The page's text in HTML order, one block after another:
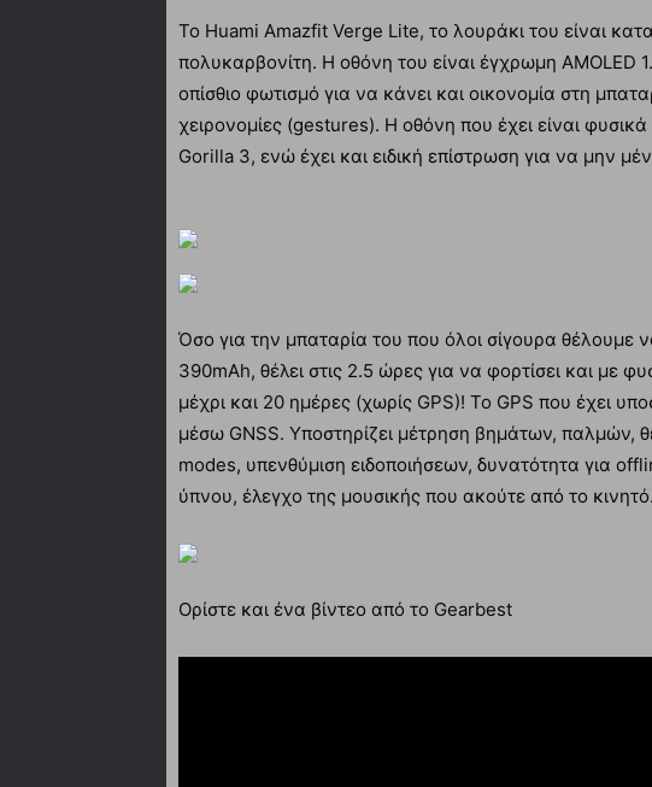
Το Huami Amazfit Verge Lite, το λουράκι του είναι
πολυκαρβονίτη. Η οθόνη του είναι έγχρωμη AMOLED
οπίσθιο φωτισμό για να κάνει και οικονομία στη
χειρονομίες (gestures). Η οθόνη που έχει είναι
Gorilla 3, ενώ έχει και ειδική επίστρωση για να μην
Όσο για την μπαταρία του που όλοι σίγουρα θέλουμε
390mAh, θέλει στις 2.5 ώρες για να φορτίσει και με
μέχρι και 20 ημέρες (χωρίς GPS)! Το GPS που έχει
μέσω GNSS. Υποστηρίζει μέτρηση βημάτων, παλμών,
modes, υπενθύμιση ειδοποιήσεων, δυνατότητα για
ύπνου, έλεγχο της μουσικής που ακούτε από το κινητό.
Ορίστε και ένα βίντεο από το Gearbest